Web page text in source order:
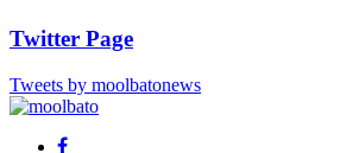
Twitter Page
Tweets by moolbatonews